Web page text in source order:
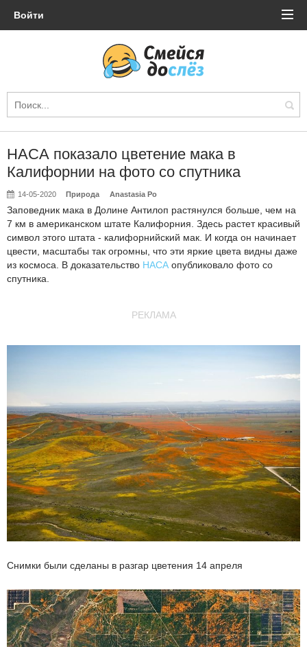
Войти
НАСА показало цветение мака в
Калифорнии на фото со спутника
14-05-2020 Природа Anastasia Po
Заповедник мака в Долине Антилоп растянулся больше, чем на
7 км в американском штате Калифорния. Здесь растет красивый
символ этого штата - калифорнийский мак. И когда он начинает
цвести, масштабы так огромны, что эти яркие цвета видны даже
из космоса. В доказательство НАСА опубликовало фото со
спутника.
РЕКЛАМА
Снимки были сделаны в разгар цветения 14 апреля